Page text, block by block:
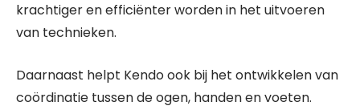
krachtiger en efficiënter worden in het uitvoeren
van technieken.
Daarnaast helpt Kendo ook bij het ontwikkelen van
coördinatie tussen de ogen, handen en voeten.